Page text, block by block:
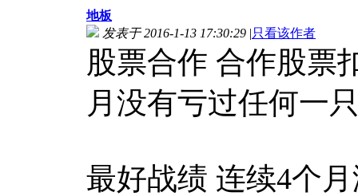
地板
发表于 2016-1-13 17:30:29 |只看该作者
股票合作 合作股票
月没有亏过任何一
最好战绩 连续4个